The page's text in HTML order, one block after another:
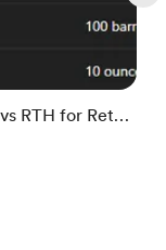
RTH for Retail